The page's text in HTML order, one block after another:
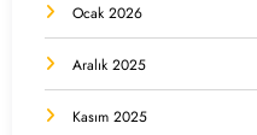
Ocak 2026
Aralık 2025
Kasım 2025